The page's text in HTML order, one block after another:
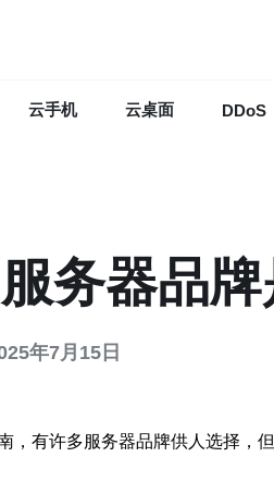
云手机 云桌面 DDoS
务器品牌
年7月15日
有许多服务器品牌供人选择，